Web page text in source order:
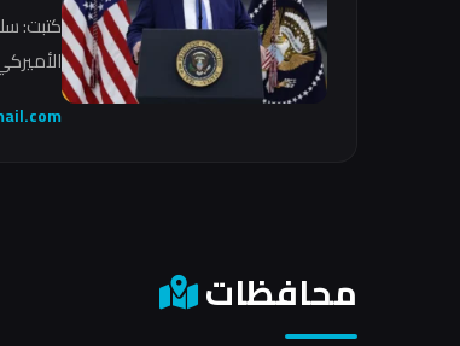
كتبت:
محافظات